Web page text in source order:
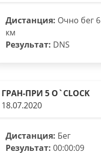
Дистанция: Очно бег 6
км
Результат: DNS
ГРАН-ПРИ 5 O`CLOCK
18.07.2020
Дистанция: Бег
Результат: 00:00:09